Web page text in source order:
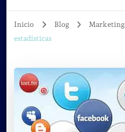
Inicio Blog Marketing
estadísticas